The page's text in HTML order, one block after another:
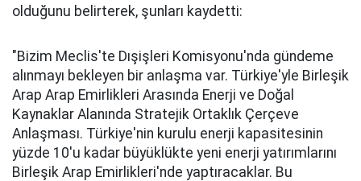
olduğunu belirterek, şunları kaydetti:
"Bizim Meclis'te Dışişleri Komisyonu'nda gündeme
alınmayı bekleyen bir anlaşma var. Türkiye'yle Birleşik
Arap Arap Emirlikleri Arasında Enerji ve Doğal
Kaynaklar Alanında Stratejik Ortaklık Çerçeve
Anlaşması. Türkiye'nin kurulu enerji kapasitesinin
yüzde 10'u kadar büyüklükte yeni enerji yatırımlarını
Birleşik Arap Emirlikleri'nde yaptıracaklar. Bu